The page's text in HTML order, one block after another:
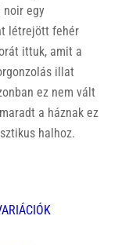
noir egy
létrejött fehér
ittuk, amit a
illat
ez nem vált
a háznak ez
halhoz.